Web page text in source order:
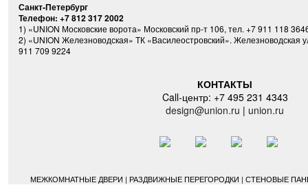
Санкт-Петербург
Телефон: +7 812 317 2002
1) «UNION Московские ворота» Московский пр-т 106, тел. +7 911 118
2) «UNION Железноводская» ТК «Василеостровский». Железноводская
911 709 9224
КОНТАКТЫ
Call-центр: +7 495 231 4343
design@union.ru | union.ru
МЕЖКОМНАТНЫЕ ДВЕРИ | РАЗДВИЖНЫЕ ПЕРЕГОРОДКИ | СТЕНОВЫЕ